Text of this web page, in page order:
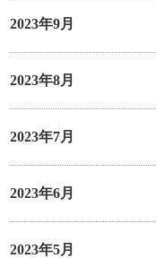
2023年9月
2023年8月
2023年7月
2023年6月
2023年5月